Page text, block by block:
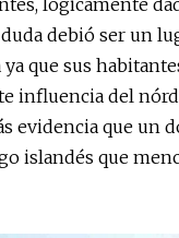
lógicamente
debió ser un
que sus
influencia del
evidencia que un
islandés que